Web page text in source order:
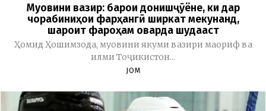
Муовини вазир: барои донишҷӯёне, ки дар
чорабиниҳои фарҳангӣ ширкат мекунанд,
шароит фароҳам оварда шудааст
Ҳомид Ҳошимзода, муовини якуми вазири маориф ва
илми Тоҷикистон...
JOM